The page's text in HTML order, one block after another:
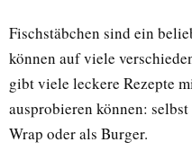
Fischstäbchen sind ein
können auf viele
gibt viele leckere Rezepte
ausprobieren können:
Wrap oder als Burger.